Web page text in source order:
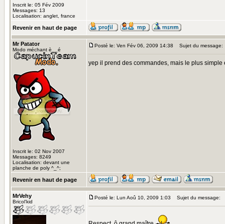
Inscrit le: 05 Fév 2009
Messages: 13
Localisation: anglet, france
Revenir en haut de page
Mr Patator
Modo méchant è__é
Inscrit le: 02 Nov 2007
Messages: 8249
Localisation: devant une
planche de poly ^_^;
Posté le: Ven Fév 06, 2009 14:38 Sujet du message:
yep il prend des commandes, mais le plus
Revenir en haut de page
MrVehy
Bricol'kid
Posté le: Lun Aoû 10, 2009 1:03 Sujet du message: